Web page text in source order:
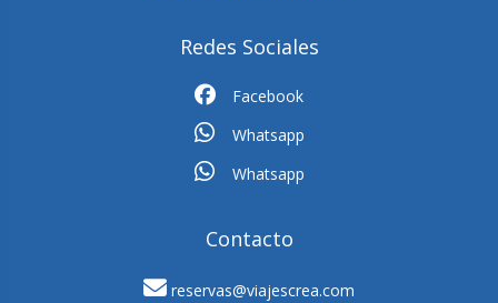
Redes Sociales
Facebook
Whatsapp
Whatsapp
Contacto
reservas@viajescrea.com